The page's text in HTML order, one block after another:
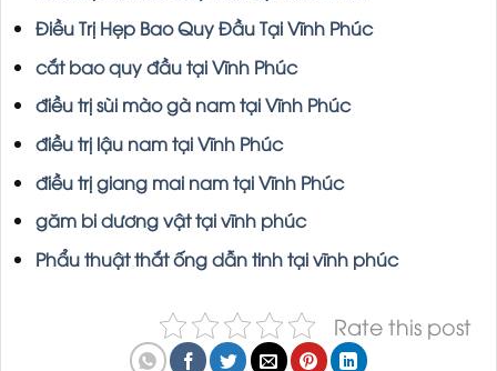
Điều Trị Hẹp Bao Quy Đầu Tại Vĩnh Phúc
cắt bao quy đầu tại Vĩnh Phúc
điều trị sùi mào gà nam tại Vĩnh Phúc
điều trị lậu nam tại Vĩnh Phúc
điều trị giang mai nam tại Vĩnh Phúc
găm bi dương vật tại vĩnh phúc
Phẩu thuật thắt ống dẫn tinh tại vĩnh phúc
Rate this post